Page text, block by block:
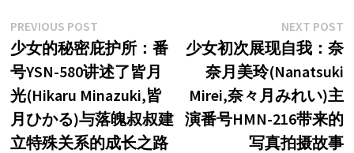
文
章
导
航
PREVIOUS POSTPrevious
post:
少女的秘密庇护所：番
号YSN-580讲述了皆月
光(Hikaru Minazuki,皆
月ひかる)与落魄叔叔建
立特殊关系的成长之路
NEXT POST
少女初次展现自我：奈
奈月美玲(Nanatsuki
Mirei,奈々月みれい)主
演番号HMN-216带来的
写真拍摄故事